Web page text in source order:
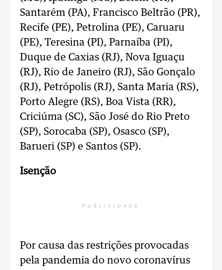
Santarém (PA), Francisco Beltrão (PR),
Recife (PE), Petrolina (PE), Caruaru
(PE), Teresina (PI), Parnaíba (PI),
Duque de Caxias (RJ), Nova Iguaçu
(RJ), Rio de Janeiro (RJ), São Gonçalo
(RJ), Petrópolis (RJ), Santa Maria (RS),
Porto Alegre (RS), Boa Vista (RR),
Criciúma (SC), São José do Rio Preto
(SP), Sorocaba (SP), Osasco (SP),
Barueri (SP) e Santos (SP).
Isenção
PUBLICIDADE
Por causa das restrições provocadas
pela pandemia do novo coronavírus